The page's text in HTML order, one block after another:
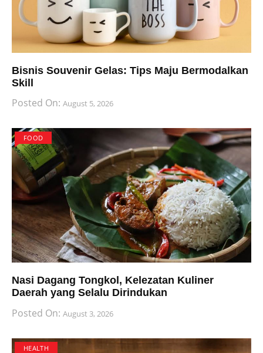
Bisnis Souvenir Gelas: Tips Maju Bermodalkan
Skill
Posted On: August 5, 2026
FOOD
Nasi Dagang Tongkol, Kelezatan Kuliner
Daerah yang Selalu Dirindukan
Posted On: August 3, 2026
HEALTH